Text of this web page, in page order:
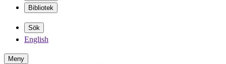
Bibliotek
Sök
English
Meny